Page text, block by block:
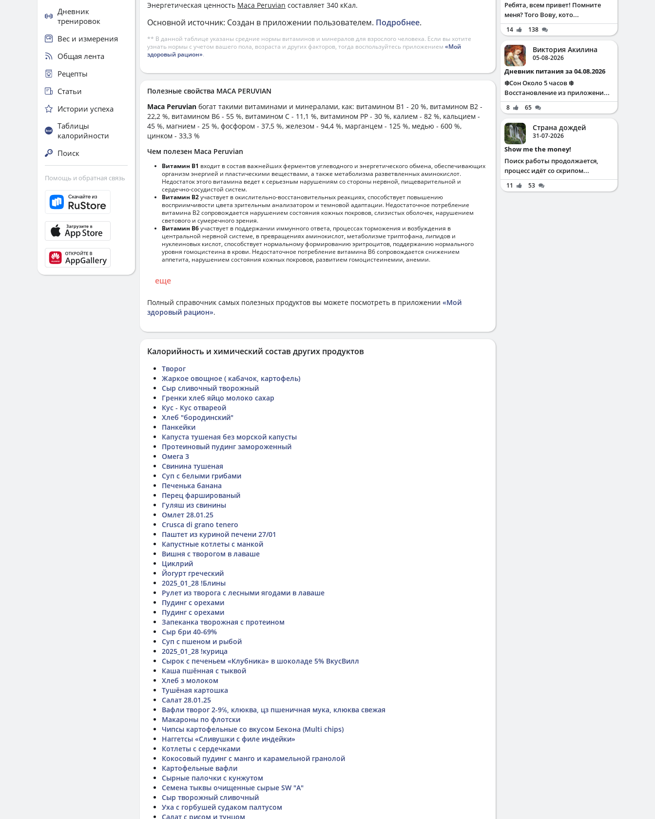
Энергетическая ценность Maca Peruvian составляет 340 кКал.
Основной источник: Создан в приложении пользователем. Подробнее.
** В данной таблице указаны средние нормы витаминов и минералов для взрослого человека. Если вы хотите
узнать нормы с учетом вашего пола, возраста и других факторов, тогда воспользуйтесь приложением «Мой
здоровый рацион».
Полезные свойства MACA PERUVIAN
Maca Peruvian богат такими витаминами и минералами, как: витамином B1 - 20 %, витамином B2 -
22,2 %, витамином B6 - 55 %, витамином C - 11,1 %, витамином PP - 30 %, калием - 82 %, кальцием -
45 %, магнием - 25 %, фосфором - 37,5 %, железом - 94,4 %, марганцем - 125 %, медью - 600 %,
цинком - 33,3 %
Чем полезен Maca Peruvian
Витамин В1 входит в состав важнейших ферментов углеводного и энергетического обмена, обеспечивающих
организм энергией и пластическими веществами, а также метаболизма разветвленных аминокислот.
Недостаток этого витамина ведет к серьезным нарушениям со стороны нервной, пищеварительной и
сердечно-сосудистой систем.
Витамин В2участвует в окислительно-восстановительных реакциях, способствует повышению
восприимчивости цвета зрительным анализатором и темновой адаптации. Недостаточное потребление
витамина В2 сопровождается нарушением состояния кожных покровов, слизистых оболочек, нарушением
светового и сумеречного зрения.
Витамин В6участвует в поддержании иммунного ответа, процессах торможения и возбуждения в
центральной нервной системе, в превращениях аминокислот, метаболизме триптофана, липидов и
нуклеиновых кислот, способствует нормальному формированию эритроцитов, поддержанию нормального
уровня гомоцистеина в крови. Недостаточное потребление витамина В6 сопровождается снижением
аппетита, нарушением состояния кожных покровов, развитием гомоцистеинемии, анемии.
еще
Полный справочник самых полезных продуктов вы можете посмотреть в приложении «Мой
здоровый рацион».
Калорийность и химический состав других продуктов
Творог
Жаркое овощное ( кабачок, картофель)
Сыр сливочный творожный
Гренки хлеб яйцо молоко сахар
Кус - Кус отвареой
Хлеб "бородинский"
Панкейки
Капуста тушеная без морской капусты
Протеиновый пудинг замороженный
Омега 3
Свинина тушеная
Суп с белыми грибами
Печенька банана
Перец фаршированый
Гуляш из свинины
Омлет 28.01.25
Crusca di grano tenero
Паштет из куриной печени 27/01
Капустные котлеты с манкой
Вишня с творогом в лаваше
Циклрий
Йогурт греческий
2025_01_28 !Блины
Рулет из творога с лесными ягодами в лаваше
Пудинг с орехами
Пудинг с орехами
Запеканка творожная с протеином
Сыр бри 40-69%
Суп с пшеном и рыбой
2025_01_28 !курица
Сырок с печеньем «Клубника» в шоколаде 5% ВкусВилл
Каша пшённая с тыквой
Хлеб з молоком
Тушёная картошка
Салат 28.01.25
Вафли творог 2-9℅, клюква, цз пшеничная мука, клюква свежая
Макароны по флотски
Чипсы картофельные со вкусом Бекона (Multi chips)
Наггетсы «Сливушки с филе индейки»
Котлеты с сердечками
Кокосовый пудинг с манго и карамельной гранолой
Картофельные вафли
Сырные палочки с кунжутом
Семена тыквы очищенные сырые SW "A"
Сыр творожный сливочный
Уха с горбушей судаком палтусом
Салат с рисом и тунцом
Дневник
тренировок
Вес и измерения
Общая лента
Рецепты
Статьи
Истории успеха
Таблицы
калорийности
Поиск
Помощь и обратная связь
Ребята, всем привет! Помните
меня? Того Вову, кото...
14 138
Виктория Акилина
05-08-2026
Дневник питания за 04.08.2026
❄️Сон Около 5 часов ❄️
Восстановление из приложени...
8 65
Страна дождей
31-07-2026
Show me the money!
Поиск работы продолжается,
процесс идёт со скрипом...
11 53